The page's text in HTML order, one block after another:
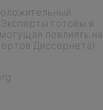
готовы в
повлиять на
Диссернета)